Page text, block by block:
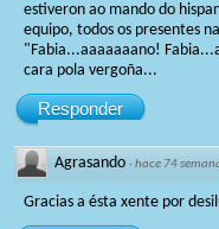
estiveron ao mando do
equipo, todos os presentes
"Fabia...aaaaaaano!
cara pola vergoña...
Responder
Agrasando ·hace 74
Gracias a ésta xente por